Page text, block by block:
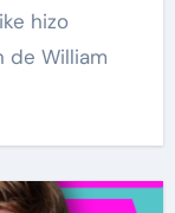
de William